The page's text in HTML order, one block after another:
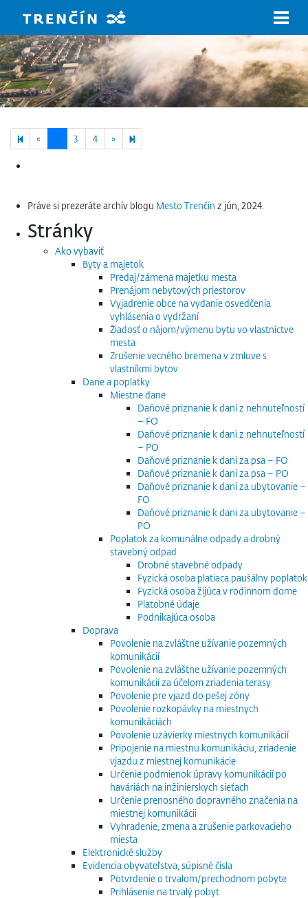
« Previous page
2 3 4 » Next page
8
Práve si prezeráte archív blogu Mesto Trenčín z jún, 2024.
Stránky
Ako vybaviť
Byty a majetok
Predaj/zámena majetku mesta
Prenájom nebytových priestorov
Vyjadrenie obce na vydanie osvedčenia
vyhlásenia o vydržaní
Žiadosť o nájom/výmenu bytu vo vlastníctve
mesta
Zrušenie vecného bremena v zmluve s
vlastníkmi bytov
Dane a poplatky
Miestne dane
Daňové priznanie k dani z nehnuteľností
– FO
Daňové priznanie k dani z nehnuteľností
– PO
Daňové priznanie k dani za psa – FO
Daňové priznanie k dani za psa – PO
Daňové priznanie k dani za ubytovanie –
FO
Daňové priznanie k dani za ubytovanie –
PO
Poplatok za komunálne odpady a drobný
stavebný odpad
Drobné stavebné odpady
Fyzická osoba platiaca paušálny poplatok
Fyzická osoba žijúca v rodinnom dome
Platobné údaje
Podnikajúca osoba
Doprava
Povolenie na zvláštne užívanie pozemných
komunikácií
Povolenie na zvláštne užívanie pozemných
komunikácií za účelom zriadenia terasy
Povolenie pre vjazd do pešej zóny
Povolenie rozkopávky na miestnych
komunikáciách
Povolenie uzávierky miestnych komunikácií
Pripojenie na miestnu komunikáciu, zriadenie
vjazdu z miestnej komunikácie
Určenie podmienok úpravy komunikácií po
haváriách na inžinierskych sieťach
Určenie prenosného dopravného značenia na
miestnej komunikácii
Vyhradenie, zmena a zrušenie parkovacieho
miesta
Elektronické služby
Evidencia obyvateľstva, súpisné čísla
Potvrdenie o trvalom/prechodnom pobyte
Prihlásenie na trvalý pobyt